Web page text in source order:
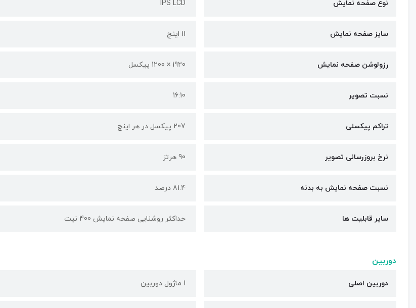
نوع صفحه نمایش IPS LCD
سایز صفحه نمایش 11 اینچ
رزولوشن صفحه نمایش 1920 × 1200 پیکسل
نسبت تصویر 16:10
تراکم پیکسلی 207 پیکسل در هر اینچ
نرخ بروزرسانی تصویر 90 هرتز
نسبت صفحه نمایش به بدنه 81.4 درصد
سایر قابلیت ها حداکثر روشنایی صفحه نمایش 400 نیت
دوربین
دوربین اصلی 1 ماژول دوربین